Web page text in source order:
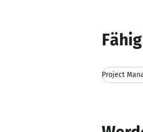
Project